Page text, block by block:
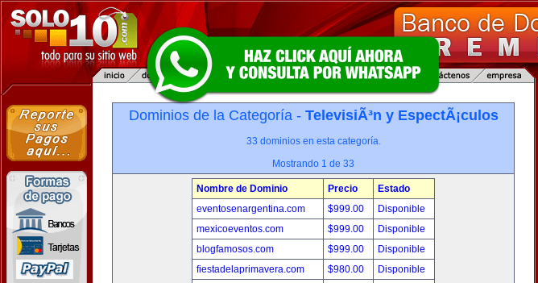
Dominios de la Categoría - TelevisiÃ³n y EspectÃ¡culos
33 dominios en esta categoría.
Mostrando 1 de 33
Nombre de Dominio Precio
Estado
eventosenargentina.com
$999.00
Disponible
mexicoeventos.com
$999.00
Disponible
blogfamosos.com
$999.00
Disponible
fiestadelaprimavera.com
$980.00
Disponible